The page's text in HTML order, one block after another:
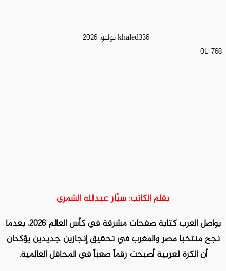
khaled336 يوليو، 2026
0 768
بقلم الكاتب: سيّار عبدالله الشمري
يواصل العرب كتابة صفحات مشرقة في كأس العالم 2026، بعدما
نجح منتخبا مصر والمغرب في تحقيق إنجازين جديدين يؤكدان
أن الكرة العربية أصبحت رقماً صعباً في المحافل العالمية.